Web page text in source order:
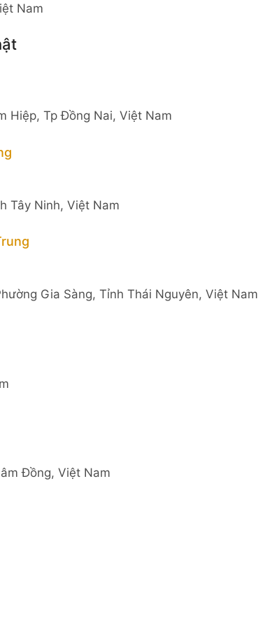
Nam
Hiệp, Tp Đồng Nai, Việt Nam
Tây Ninh, Việt Nam
Gia Sàng, Tỉnh Thái Nguyên, Việt Nam
Đồng, Việt Nam